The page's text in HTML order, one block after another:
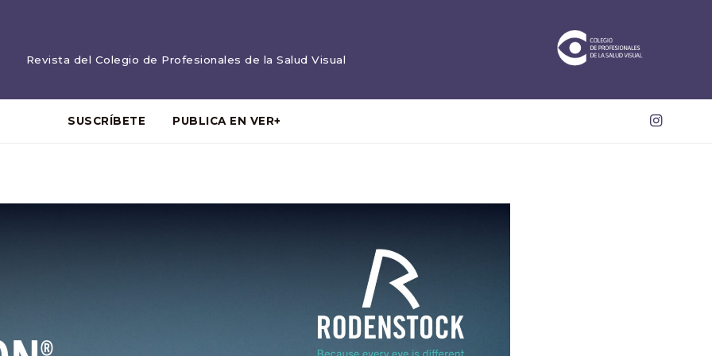
Revista del Colegio de Profesionales de la Salud Visual
SUSCRÍBETE PUBLICA EN VER+